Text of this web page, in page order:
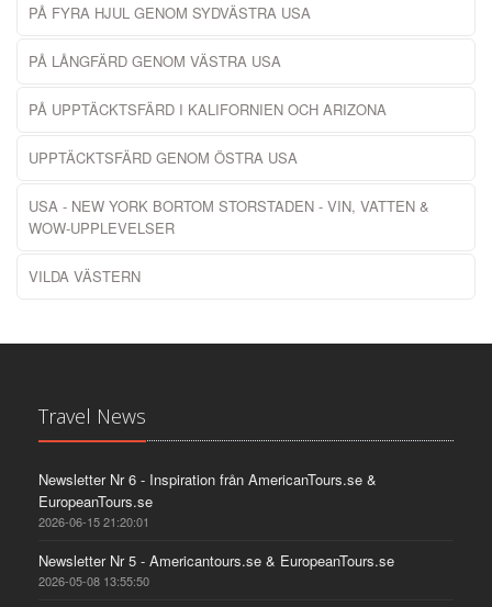
PÅ FYRA HJUL GENOM SYDVÄSTRA USA
PÅ LÅNGFÄRD GENOM VÄSTRA USA
PÅ UPPTÄCKTSFÄRD I KALIFORNIEN OCH ARIZONA
UPPTÄCKTSFÄRD GENOM ÖSTRA USA
USA - NEW YORK BORTOM STORSTADEN - VIN, VATTEN &
WOW-UPPLEVELSER
VILDA VÄSTERN
Travel News
Newsletter Nr 6 - Inspiration från AmericanTours.se &
EuropeanTours.se
2026-06-15 21:20:01
Newsletter Nr 5 - Americantours.se & EuropeanTours.se
2026-05-08 13:55:50